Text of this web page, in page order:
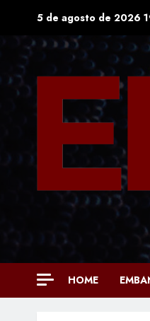
content
5 de agosto de 2026
HOME